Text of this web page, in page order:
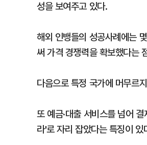
성을 보여주고 있다.
해외 인뱅들의 성공사례에는
써 가격 경쟁력을 확보했다는
다음으로 특정 국가에 머무르
또 예금·대출 서비스를 넘어
라'로 자리 잡았다는 특징이 있